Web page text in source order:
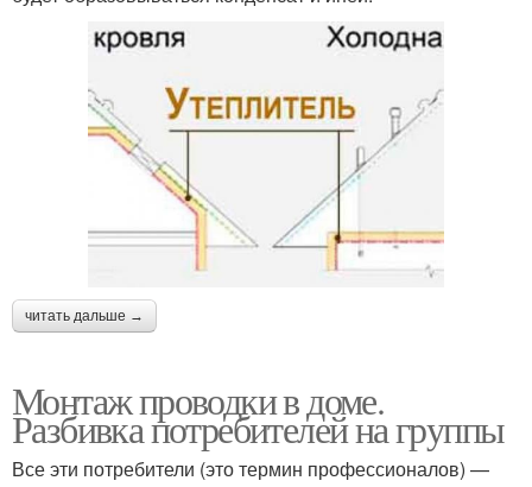
читать дальше →
Монтаж проводки в доме.
Разбивка потребителей на группы
Все эти потребители (это термин профессионалов) —